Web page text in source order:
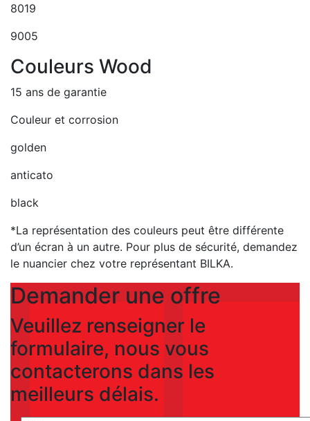
8019
9005
Couleurs Wood
15 ans de garantie
Couleur et corrosion
golden
anticato
black
*La représentation des couleurs peut être différente
d’un écran à un autre. Pour plus de sécurité, demandez
le nuancier chez votre représentant BILKA.
Demander une offre
Veuillez renseigner le
formulaire, nous vous
contacterons dans les
meilleurs délais.